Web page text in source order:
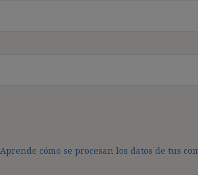
Aprende cómo se procesan los datos de tus